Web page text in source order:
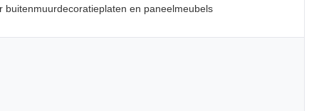
en paneelmeubels